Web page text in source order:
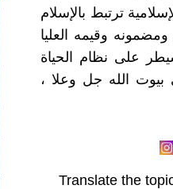
ترتبط بالإسلام
ومضمونه وقيمه العليا
على نظام الحياة
بيوت الله جل وعلا ،
Translate the